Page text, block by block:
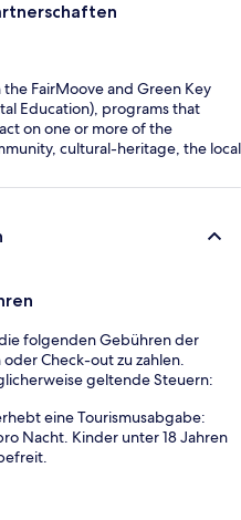
FairMoove and Green Key
Education), programs that
on one or more of the
cultural-heritage, the local
folgenden Gebühren der
Check-out zu zahlen.
geltende Steuern:
eine Tourismusabgabe:
Nacht. Kinder unter 18 Jahren